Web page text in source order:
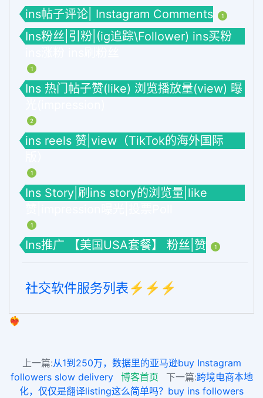
ins帖子评论| Instagram Comments 1
Ins粉丝|引粉|(ig追踪\Follower) ins买粉
1
Ins 热门帖子赞(like) 浏览播放量(view) 曝
2
ins reels 赞|view（TikTok的海外国际
1
Ins Story|刷ins story的浏览量|like
1
Ins推广 【美国USA套餐】 粉丝|赞 1
社交软件服务列表⚡️⚡️⚡️
❤️‍🔥
上一篇:从1到250万，数据里的亚马逊buy Instagram
followers slow delivery
博客首页 下一篇:跨境电商本地
化，仅仅是翻译listing这么简单吗？buy ins followers